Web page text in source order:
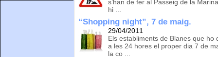
s’han de fer al Passeig de la
hi ...
“Shopping night”, 7 de maig.
29/04/2011
Els establiments de Blanes que
a les 24 hores el proper dia 7 de
la co ...